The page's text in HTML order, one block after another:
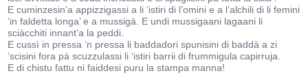
E cuminzesin’a appizzigassi a li ’istiri di l’omini e a l’alchili di li femini
‘in faldetta longa’ e a mussigà. E undi mussigaani lagaani li
sciàcchiti innant’a la peddi.
E cussì in pressa ’n pressa li baddadori spunisini di baddà a zi
‘scisini fora pà scuzzulassi li ‘istiri barrii di frummigula capirruja.
E di chistu fattu ni faiddesi puru la stampa manna!